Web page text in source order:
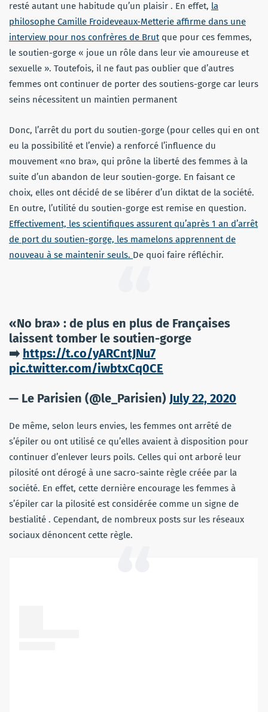
resté autant une habitude qu’un plaisir . En effet, la
philosophe Camille Froideveaux-Metterie affirme dans une
interview pour nos confrères de Brutque pour ces femmes,
le soutien-gorge « joue un rôle dans leur vie amoureuse et
sexuelle ». Toutefois, il ne faut pas oublier que d’autres
femmes ont continuer de porter des soutiens-gorge car leurs
seins nécessitent un maintien permanent
Donc, l’arrêt du port du soutien-gorge (pour celles qui en ont
eu la possibilité et l’envie) a renforcé l’influence du
mouvement «no bra», qui prône la liberté des femmes à la
suite d’un abandon de leur soutien-gorge. En faisant ce
choix, elles ont décidé de se libérer d’un diktat de la société.
En outre, l’utilité du soutien-gorge est remise en question.
Effectivement, les scientifiques assurent qu’après 1 an d’arrêt
de port du soutien-gorge, les mamelons apprennent de
nouveau à se maintenir seuls. De quoi faire réfléchir.
«No bra» : de plus en plus de Françaises
laissent tomber le soutien-gorge
➡️ https://t.co/yARCntJNu7
pic.twitter.com/iwbtxCq0CE
— Le Parisien (@le_Parisien) July 22, 2020
De même, selon leurs envies, les femmes ont arrêté de
s’épiler ou ont utilisé ce qu’elles avaient à disposition pour
continuer d’enlever leurs poils. Celles qui ont arboré leur
pilosité ont dérogé à une sacro-sainte règle créée par la
société. En effet, cette dernière encourage les femmes à
s’épiler car la pilosité est considérée comme un signe de
bestialité . Cependant, de nombreux posts sur les réseaux
sociaux dénoncent cette règle.